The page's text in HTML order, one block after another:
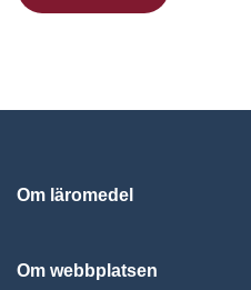
Om läromedel
Om webbplatsen